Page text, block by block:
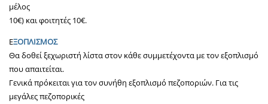
μέλος
10€) και φοιτητές 10€.
ΕΞΟΠΛΙΣΜΟΣ
Θα δοθεί ξεχωριστή λίστα στον κάθε συμμετέχοντα με τον εξοπλισμό
που απαιτείται.
Γενικά πρόκειται για τον συνήθη εξοπλισμό πεζοποριών. Για τις
μεγάλες πεζοπορικές